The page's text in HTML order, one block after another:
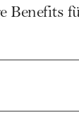
Benefits